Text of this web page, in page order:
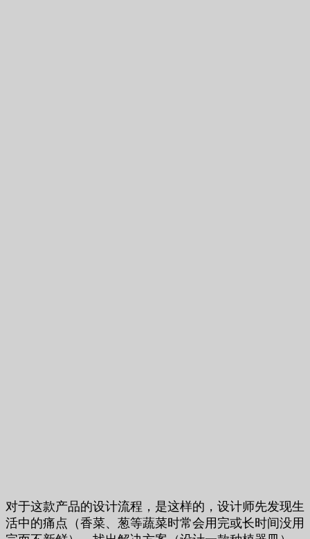
对于这款产品的设计流程，是这样的，设计师先发现生
活中的痛点（香菜、葱等蔬菜时常会用完或长时间没用